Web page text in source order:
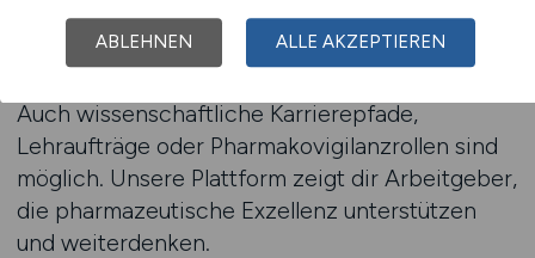
Weiterbildungen: z. B. im Bereich AMTS,
onkologische Pharmazie, Ernährung,
Auch wissenschaftliche Karrierepfade,
Lehraufträge oder Pharmakovigilanzrollen sind
möglich. Unsere Plattform zeigt dir Arbeitgeber,
die pharmazeutische Exzellenz unterstützen
und weiterdenken.
ABLEHNEN ALLE AKZEPTIEREN